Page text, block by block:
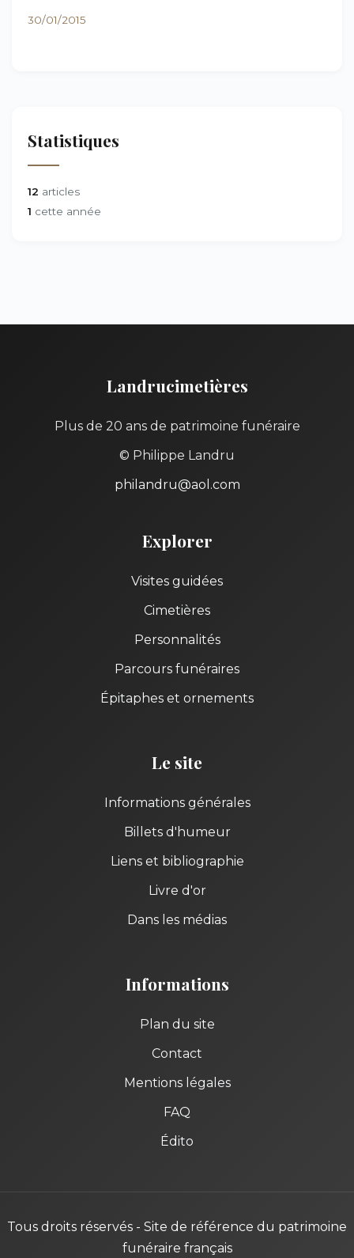
30/01/2015
Statistiques
12 articles
1 cette année
Landrucimetières
Plus de 20 ans de patrimoine funéraire
© Philippe Landru
philandru@aol.com
Explorer
Visites guidées
Cimetières
Personnalités
Parcours funéraires
Épitaphes et ornements
Le site
Informations générales
Billets d'humeur
Liens et bibliographie
Livre d'or
Dans les médias
Informations
Plan du site
Contact
Mentions légales
FAQ
Édito
Tous droits réservés - Site de référence du patrimoine
funéraire français